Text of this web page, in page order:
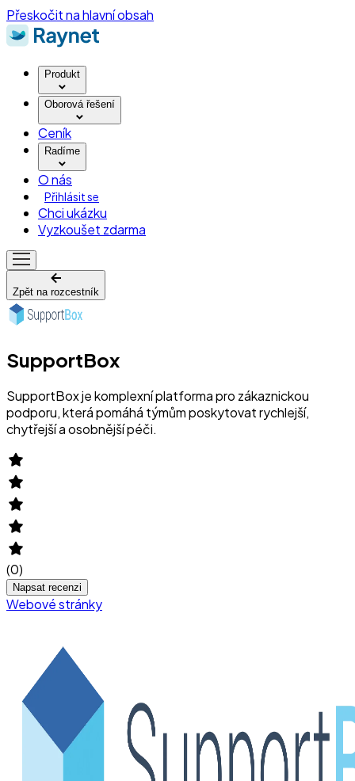
Přeskočit na hlavní obsah
Produkt
Oborová řešení
Ceník
Radíme
O nás
Přihlásit se
Chci ukázku
Vyzkoušet zdarma
Zpět na rozcestník
SupportBox
SupportBox je komplexní platforma pro zákaznickou
podporu, která pomáhá týmům poskytovat rychlejší,
chytřejší a osobnější péči.
(0)
Napsat recenzi
Webové stránky